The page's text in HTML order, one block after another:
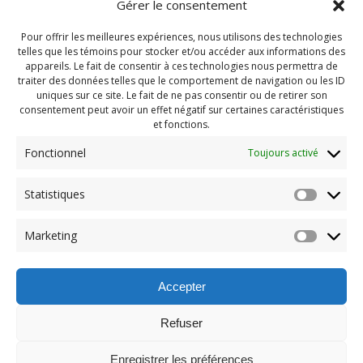
Gérer le consentement
Pour offrir les meilleures expériences, nous utilisons des technologies
telles que les témoins pour stocker et/ou accéder aux informations des
appareils. Le fait de consentir à ces technologies nous permettra de
traiter des données telles que le comportement de navigation ou les ID
uniques sur ce site. Le fait de ne pas consentir ou de retirer son
consentement peut avoir un effet négatif sur certaines caractéristiques
et fonctions.
Fonctionnel Toujours activé
Statistiques
Marketing
Accepter
Refuser
Enregistrer les préférences
Navigation
de
l'article
Previous:
post: